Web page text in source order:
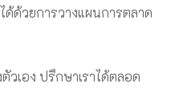
ด้ด้วยการวางแผนการตลาด
เอง ปรึกษาเราได้ตลอด